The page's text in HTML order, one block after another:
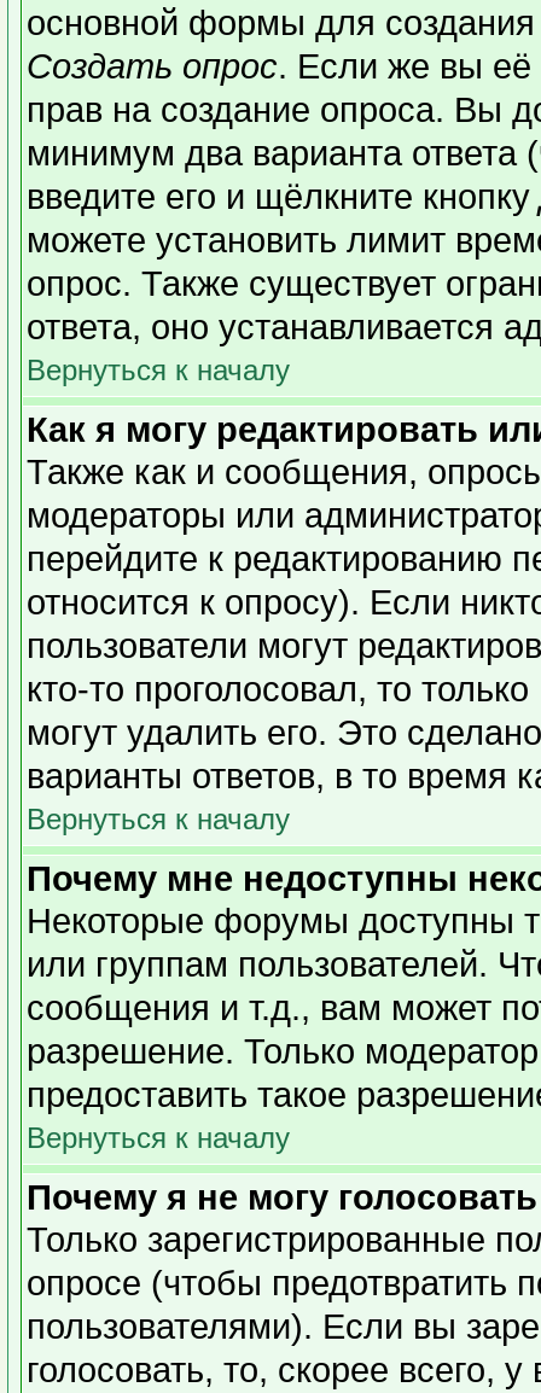
основной формы для
Создать опрос. Если же вы её
прав на создание опроса. Вы
минимум два варианта ответа
введите его и щёлкните кнопку
можете установить лимит
опрос. Также существует
ответа, оно устанавливается
Вернуться к началу
Как я могу редактировать
Также как и сообщения,
модераторы или
перейдите к редактированию
относится к опросу). Если
пользователи могут
кто-то проголосовал, то
могут удалить его. Это
варианты ответов, в то время
Вернуться к началу
Почему мне недоступны
Некоторые форумы доступны
или группам пользователей.
сообщения и т.д., вам может
разрешение. Только
предоставить такое
Вернуться к началу
Почему я не могу
Только зарегистрированные
опросе (чтобы предотвратить
пользователями). Если вы
голосовать, то, скорее всего,